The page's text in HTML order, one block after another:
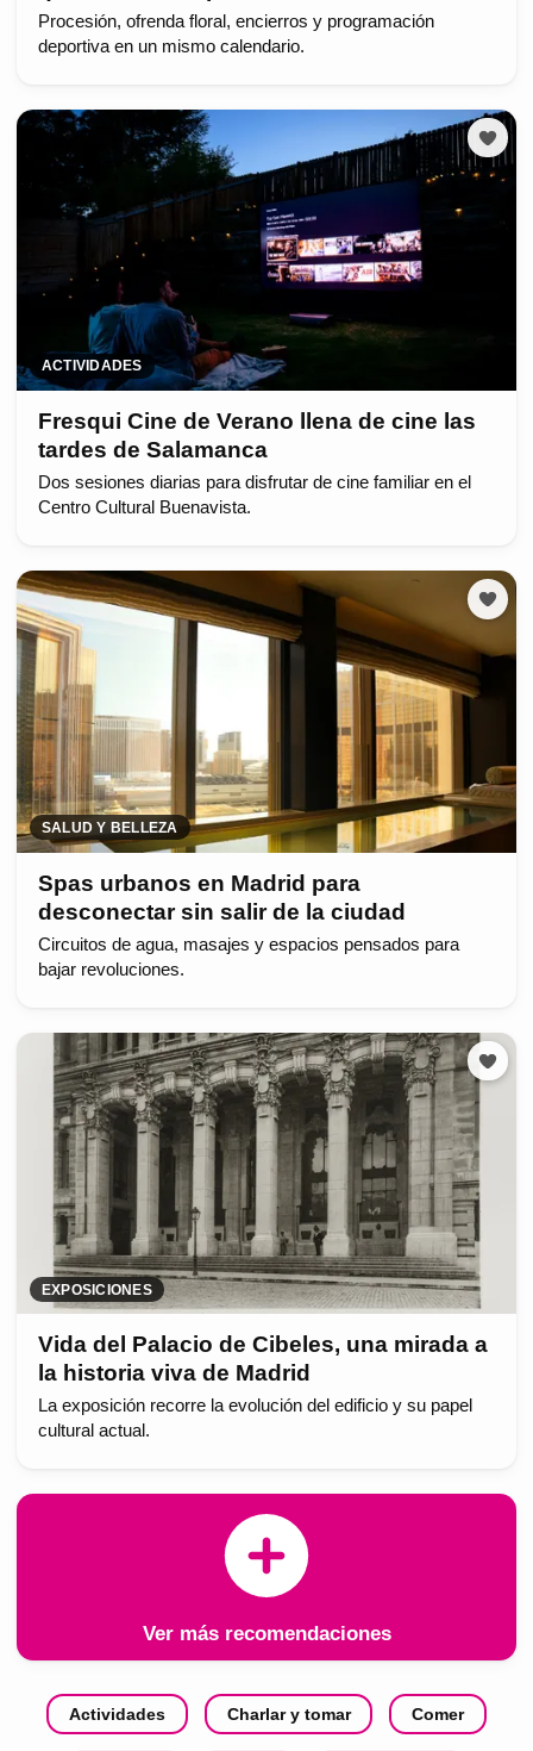
Procesión, ofrenda floral, encierros y programación
deportiva en un mismo calendario.
ACTIVIDADES
Fresqui Cine de Verano llena de cine las
tardes de Salamanca
Dos sesiones diarias para disfrutar de cine familiar en el
Centro Cultural Buenavista.
SALUD Y BELLEZA
Spas urbanos en Madrid para
desconectar sin salir de la ciudad
Circuitos de agua, masajes y espacios pensados para
bajar revoluciones.
EXPOSICIONES
Vida del Palacio de Cibeles, una mirada a
la historia viva de Madrid
La exposición recorre la evolución del edificio y su papel
cultural actual.
Ver más recomendaciones
Actividades Charlar y tomar Comer